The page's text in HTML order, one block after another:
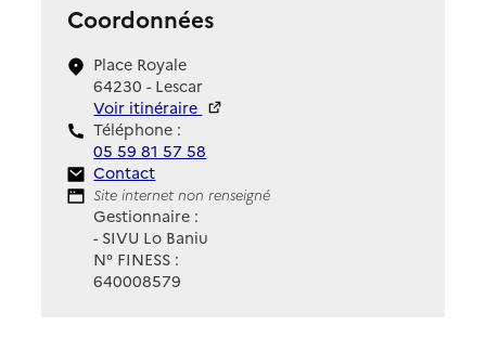
Coordonnées
Place Royale
64230 - Lescar
Voir itinéraire
Téléphone :
05 59 81 57 58
Contact
Contact
Site Internet
Site internet non renseigné
Gestionnaire :
- SIVU Lo Baniu
N° FINESS :
640008579